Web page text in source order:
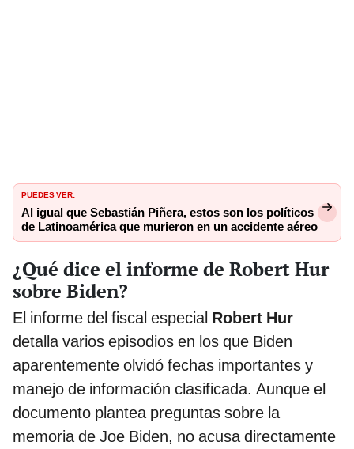
PUEDES VER:
Al igual que Sebastián Piñera, estos son los políticos
de Latinoamérica que murieron en un accidente aéreo
¿Qué dice el informe de Robert Hur
sobre Biden?
El informe del fiscal especial Robert Hur
detalla varios episodios en los que Biden
aparentemente olvidó fechas importantes y
manejo de información clasificada. Aunque el
documento plantea preguntas sobre la
memoria de Joe Biden, no acusa directamente